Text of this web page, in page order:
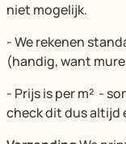
niet mogelijk.
- We rekenen
(handig, want
- Prijs is per m² -
check dit dus altijd